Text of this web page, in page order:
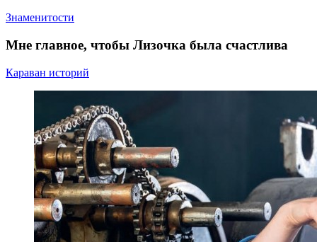
Знаменитости
Мне главное, чтобы Лизочка была счастлива
Караван историй